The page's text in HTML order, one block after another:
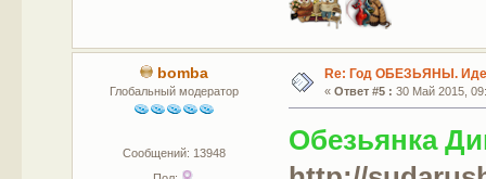
bomba
Глобальный модератор
Сообщений: 13948
Re: Год ОБЕЗЬЯНЫ.
« Ответ #5 : 30 Май 2015,
Обезьянка